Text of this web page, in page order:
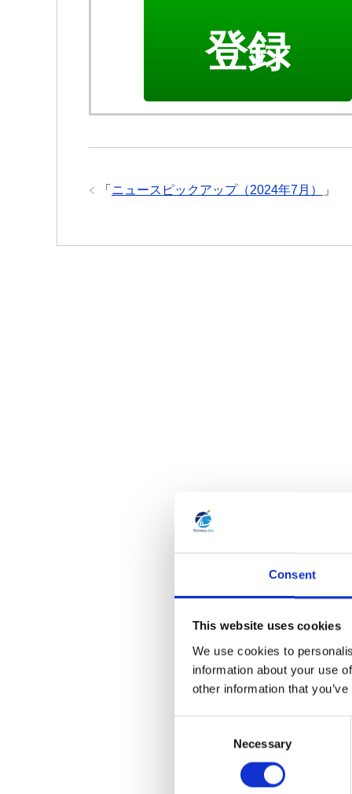
Consent
This website uses cookies
We use cookies to
information about your use
other information that
Necessary
登録
「 ニュースピックアップ（2024年7月） 」